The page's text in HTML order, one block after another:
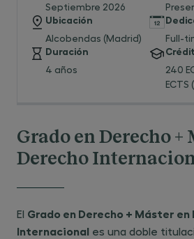
Septiembre 2026
Ubicación
Alcobendas (Madrid) Full-
Duración
4 años
240
ECTS
Grado en Derecho +
Derecho
El ​ Grado en Derecho + Máster en
Internacional es una doble